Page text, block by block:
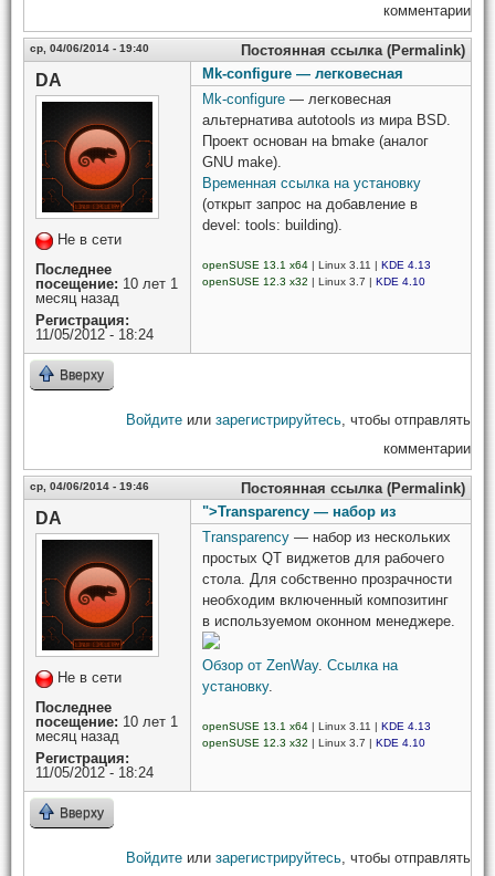
комментарии
ср, 04/06/2014 - 19:40 Постоянная ссылка (Permalink)
DA
Не в сети
Последнее
посещение: 10 лет 1
месяц назад
Регистрация:
11/05/2012 - 18:24
Mk-configure — легковесная
Mk-configure — легковесная
альтернатива autotools из мира BSD.
Проект основан на bmake (аналог
GNU make).
Временная ссылка на установку
(открыт запрос на добавление в
devel: tools: building).
openSUSE 13.1 x64 | Linux 3.11 | KDE 4.13
openSUSE 12.3 x32 | Linux 3.7 | KDE 4.10
Вверху
Войдите или зарегистрируйтесь , чтобы отправлять
комментарии
ср, 04/06/2014 - 19:46 Постоянная ссылка (Permalink)
DA
Не в сети
Последнее
посещение: 10 лет 1
месяц назад
Регистрация:
11/05/2012 - 18:24
">Transparency — набор из
Transparency — набор из нескольких
простых QT виджетов для рабочего
стола. Для собственно прозрачности
необходим включенный композитинг
в используемом оконном менеджере.
Обзор от ZenWay. Ссылка на
установку.
openSUSE 13.1 x64 | Linux 3.11 | KDE 4.13
openSUSE 12.3 x32 | Linux 3.7 | KDE 4.10
Вверху
Войдите или зарегистрируйтесь , чтобы отправлять